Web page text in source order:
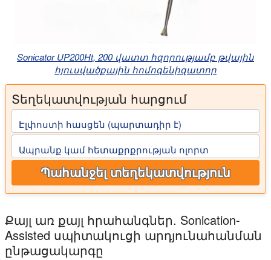
Sonicator UP200Ht, 200 վատտ հզորությամբ թվային
հյուսվածքային հոմոգենիզատոր
Տեղեկատվության հարցում
Էլփոստի հասցեն (պարտադիր է)
Ապրանք կամ հետաքրքրության ոլորտ
Պահանջել տեղեկատվություն
Քայլ առ քայլ հրահանգներ. Sonication-
Assisted սպիտակուցի արդյունահանման
ընթացակարգը